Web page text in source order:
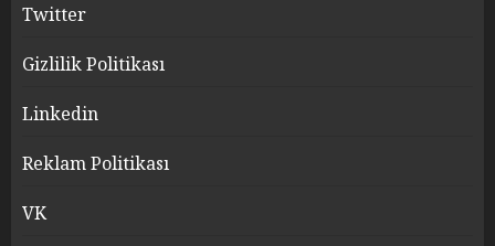
Twitter
Gizlilik Politikası
Linkedin
Reklam Politikası
VK